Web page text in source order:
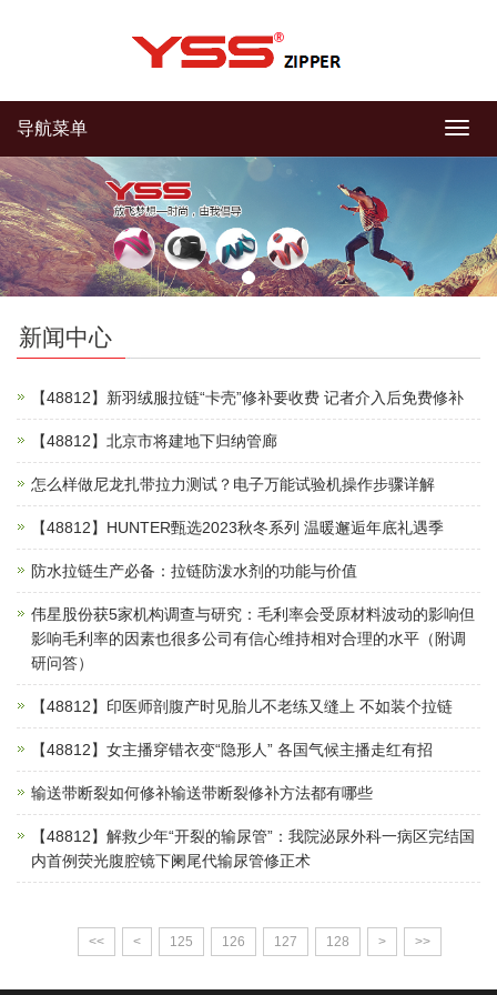
导
导航菜单
新闻中心
【48812】新羽绒服拉链“卡壳”修补要收费 记者介入后免费修补
【48812】北京市将建地下归纳管廊
怎么样做尼龙扎带拉力测试？电子万能试验机操作步骤详解
【48812】HUNTER甄选2023秋冬系列 温暖邂逅年底礼遇季
防水拉链生产必备：拉链防泼水剂的功能与价值
伟星股份获5家机构调查与研究：毛利率会受原材料波动的影响但
影响毛利率的因素也很多公司有信心维持相对合理的水平（附调
研问答）
【48812】印医师剖腹产时见胎儿不老练又缝上 不如装个拉链
【48812】女主播穿错衣变“隐形人” 各国气候主播走红有招
输送带断裂如何修补输送带断裂修补方法都有哪些
【48812】解救少年“开裂的输尿管”：我院泌尿外科一病区完结国
内首例荧光腹腔镜下阑尾代输尿管修正术
<< < 125 126 127 128 > >>